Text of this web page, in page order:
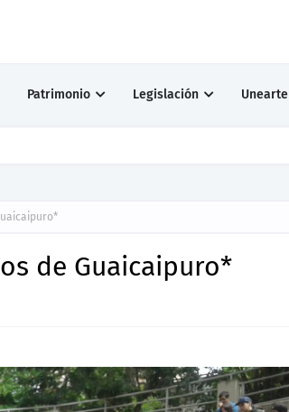
Patrimonio Legislación Unearte
de Guaicaipuro*